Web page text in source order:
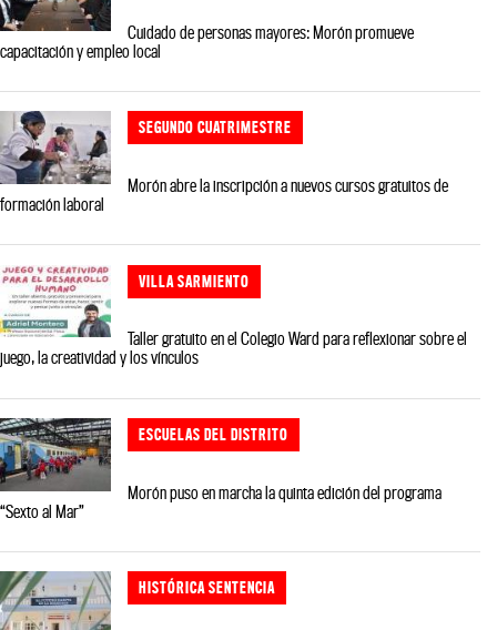
Cuidado de personas mayores: Morón promueve
capacitación y empleo local
SEGUNDO CUATRIMESTRE
Morón abre la inscripción a nuevos cursos gratuitos de
formación laboral
VILLA SARMIENTO
Taller gratuito en el Colegio Ward para reflexionar sobre el
juego, la creatividad y los vínculos
ESCUELAS DEL DISTRITO
Morón puso en marcha la quinta edición del programa
“Sexto al Mar”
HISTÓRICA SENTENCIA